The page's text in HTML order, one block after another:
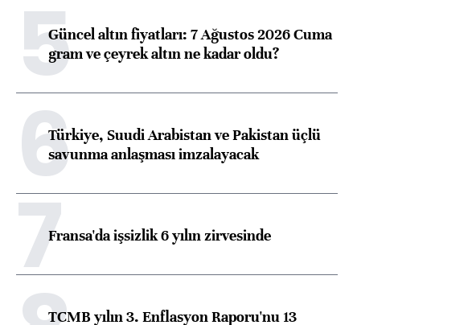
5Güncel altın fiyatları: 7 Ağustos 2026 Cuma
gram ve çeyrek altın ne kadar oldu?
6Türkiye, Suudi Arabistan ve Pakistan üçlü
savunma anlaşması imzalayacak
7Fransa'da işsizlik 6 yılın zirvesinde
TCMB yılın 3. Enflasyon Raporu'nu 13